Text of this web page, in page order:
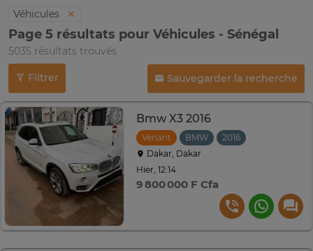
Véhicules
Page 5 résultats pour Véhicules - Sénégal
5035 résultats trouvés
Filtrer Sauvegarder la recherche
Bmw X3 2016
Venant BMW 2016
Dakar, Dakar
Hier, 12:14
9 800 000 F Cfa